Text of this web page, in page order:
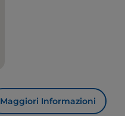
Maggiori Informazioni